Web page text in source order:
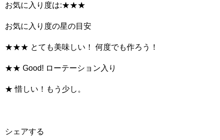
お気に入り度は:★★★
お気に入り度の星の目安
★★★ とても美味しい！ 何度でも作ろう！
★★ Good! ローテーション入り
★ 惜しい！もう少し。
シェアする